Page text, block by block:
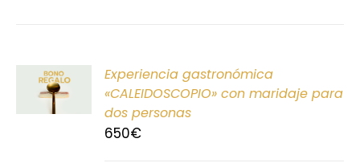
Experiencia gastronómica
«CALEIDOSCOPIO» con maridaje para
dos personas
650€